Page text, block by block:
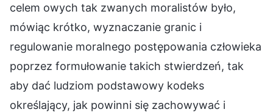
celem owych tak zwanych moralistów było,
mówiąc krótko, wyznaczanie granic i
regulowanie moralnego postępowania człowieka
poprzez formułowanie takich stwierdzeń, tak
aby dać ludziom podstawowy kodeks
określający, jak powinni się zachowywać i